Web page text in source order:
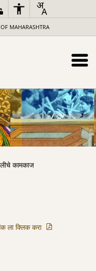
MAHARASHTRA
कामकाज
ला क्लिक करा